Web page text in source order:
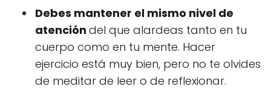
Debes mantener el mismo nivel de
atención del que alardeas tanto en tu
cuerpo como en tu mente. Hacer
ejercicio está muy bien, pero no te olvides
de meditar de leer o de reflexionar.